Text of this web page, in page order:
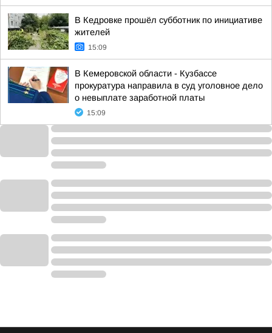
В Кедровке прошёл субботник по инициативе
жителей
15:09
В Кемеровской области - Кузбассе
прокуратура направила в суд уголовное дело
о невыплате заработной платы
15:09